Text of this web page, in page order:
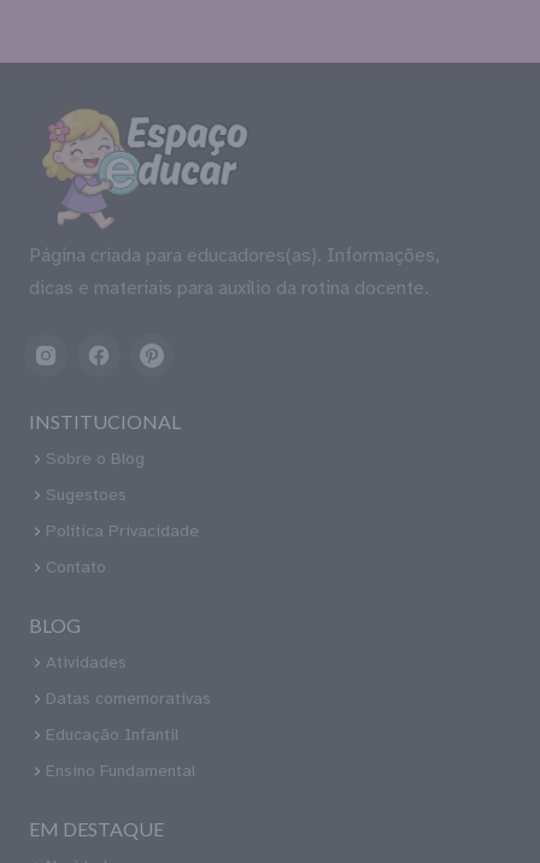
Página criada para educadores(as). Informações,
dicas e materiais para auxílio da rotina docente.
INSTITUCIONAL
Sobre o Blog
Sugestoes
Política Privacidade
Contato
BLOG
Atividades
Datas comemorativas
Educação Infantil
Ensino Fundamental
EM DESTAQUE